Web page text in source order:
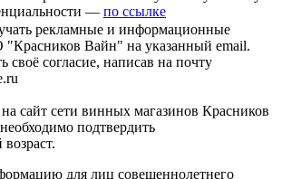
— по ссылке
рекламные и информационные
Вайн" на указанный email.
своё согласие, написав на почту
сайт сети винных магазинов Красников
подтвердить
для лиц совешеннолетнего